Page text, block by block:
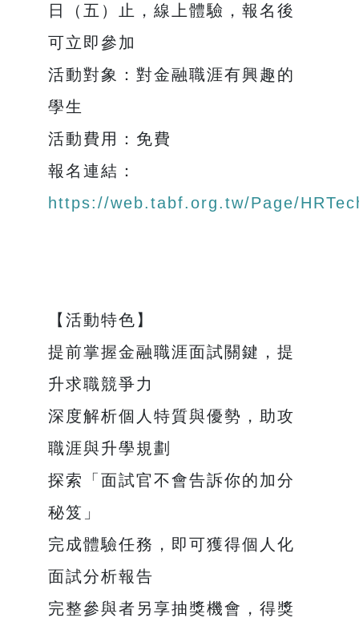
日（五）止，線上體驗，報名後
可立即參加
活動對象：對金融職涯有興趣的
學生
活動費用：免費
報名連結：
https://web.tabf.org.tw/Page/
【活動特色】
提前掌握金融職涯面試關鍵，提
升求職競爭力
深度解析個人特質與優勢，助攻
職涯與升學規劃
探索「面試官不會告訴你的加分
秘笈」
完成體驗任務，即可獲得個人化
面試分析報告
完整參與者另享抽獎機會，得獎